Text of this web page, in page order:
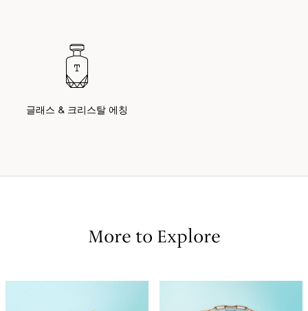
글래스 & 크리스탈 에칭
More to Explore